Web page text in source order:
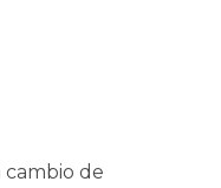
cambio de